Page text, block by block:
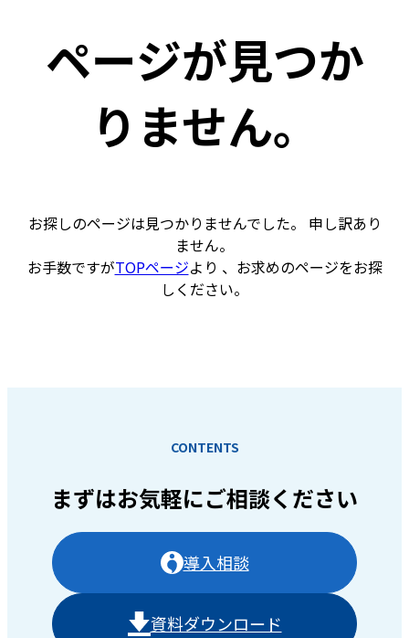
ページが見つか
りません。
お探しのページは見つかりませんでした。 申し訳あり
ません。
お手数ですがTOPページより 、お求めのページをお探
しください。
CONTENTS
まずはお気軽にご相談ください
導入相談
資料ダウンロード